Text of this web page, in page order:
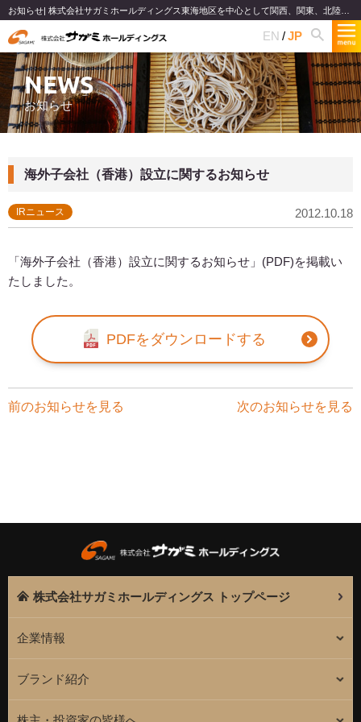
EN JP
NEWS
お知らせ
海外子会社（香港）設立に関するお知らせ
IRニュース 2012.10.18
「海外子会社（香港）設立に関するお知らせ」(PDF)を掲載い
たしました。
PDFをダウンロードする
前のお知らせを見る 次のお知らせを見る
株式会社サガミホールディングス トップページ
企業情報
ブランド紹介